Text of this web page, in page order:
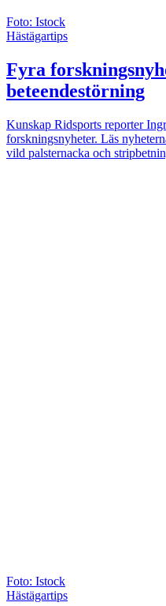
Foto: Istock
Hästägartips
Fyra
beteendestörning
Kunskap Ridsports reporter
forskningsnyheter. Läs
vild palsternacka och
Foto: Istock
Hästägartips